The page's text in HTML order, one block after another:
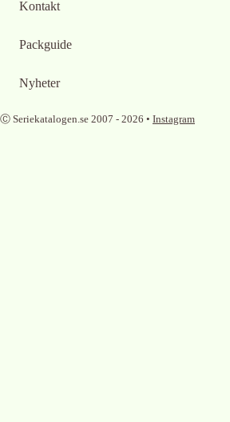
Kontakt
Packguide
Nyheter
Ⓒ Seriekatalogen.se 2007 - 2026 • Instagram